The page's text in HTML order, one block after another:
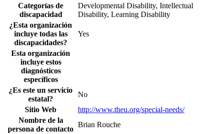
Categorías de
discapacidad
Developmental Disability, Intellectual
Disability, Learning Disability
¿Esta organización
incluye todas las
discapacidades?
Yes
Esta organización
incluye estos
diagnósticos
específicos
¿Es este un servicio
estatal?
No
Sitio Web
http://www.theu.org/special-needs/
Nombre de la
persona de contacto
Brian Rouche